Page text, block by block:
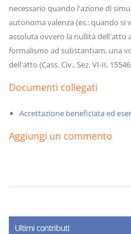
necessario quando l'azione di
autonoma valenza (es.: quando si
assoluta ovvero la nullità dell'atto
formalismo ad substantiam, una
dell'atto (Cass. Civ., Sez. VI-II,
Documenti collegati
Accettazione beneficiata ed
Aggiungi un commento
Ultimi contributi